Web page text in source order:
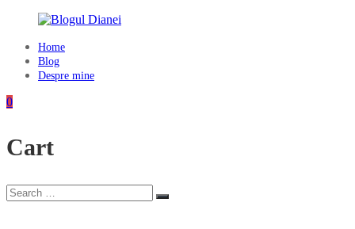
content
Blogul
Dianei
Blognotes
călătorii
și
finețuri
Home
Blog
Despre mine
0
Cart
Search
for:
Search